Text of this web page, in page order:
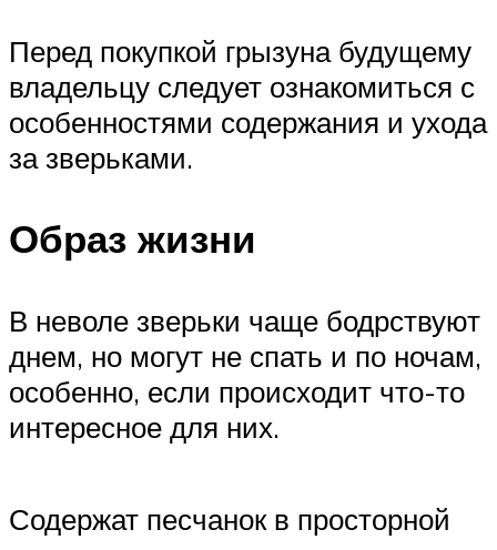
Перед покупкой грызуна будущему
владельцу следует ознакомиться с
особенностями содержания и ухода
за зверьками.
Образ жизни
В неволе зверьки чаще бодрствуют
днем, но могут не спать и по ночам,
особенно, если происходит что-то
интересное для них.
Содержат песчанок в просторной